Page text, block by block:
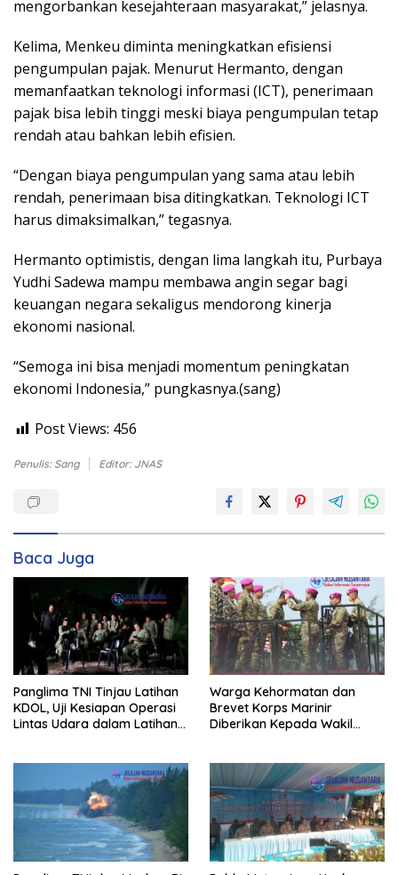
mengorbankan kesejahteraan masyarakat,” jelasnya.
Kelima, Menkeu diminta meningkatkan efisiensi
pengumpulan pajak. Menurut Hermanto, dengan
memanfaatkan teknologi informasi (ICT), penerimaan
pajak bisa lebih tinggi meski biaya pengumpulan tetap
rendah atau bahkan lebih efisien.
“Dengan biaya pengumpulan yang sama atau lebih
rendah, penerimaan bisa ditingkatkan. Teknologi ICT
harus dimaksimalkan,” tegasnya.
Hermanto optimistis, dengan lima langkah itu, Purbaya
Yudhi Sadewa mampu membawa angin segar bagi
keuangan negara sekaligus mendorong kinerja
ekonomi nasional.
“Semoga ini bisa menjadi momentum peningkatan
ekonomi Indonesia,” pungkasnya.(sang)
Post Views: 456
Penulis: Sang Editor: JNAS
Baca Juga
Panglima TNI Tinjau Latihan
KDOL, Uji Kesiapan Operasi
Lintas Udara dalam Latihan
Warga Kehormatan dan
Brevet Korps Marinir
Diberikan Kepada Wakil